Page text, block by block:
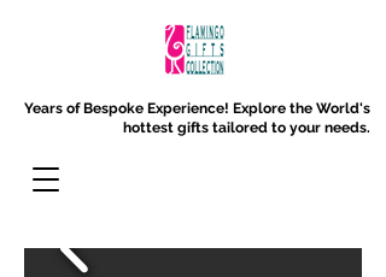
Years of Bespoke Experience! Explore the World's
hottest gifts tailored to your needs.